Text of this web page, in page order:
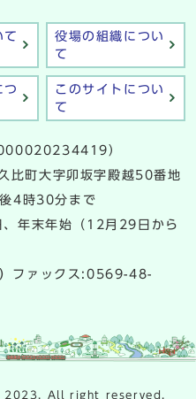
て
役場の組織につい
て
つ
このサイトについ
て
）
比町大字卯坂字殿越50番地
4時30分まで
、年末年始（12月29日から
ファックス:0569-48-
All right reserved.